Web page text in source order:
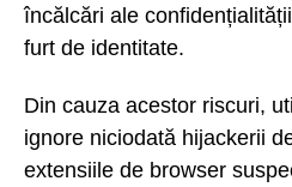
încălcări ale
furt de identitate.
Din cauza acestor riscuri,
ignore niciodată hijackerii
extensiile de browser